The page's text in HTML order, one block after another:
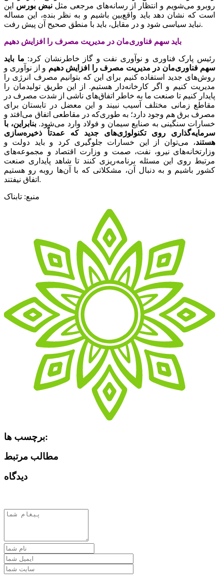
روبرو می‌شویم و انتظار از رسانه‌های مرجعی مثلنبض بورس این
است که نشان دهد باید واقع‌بین باشیم و به نظر بنده، این مساله
نباید سیاسی شود و در مقابل، باید با منطق صحیح آن پیش رفت.
باید سهم فناوری‌مان در مدیریت مصرف را افزایش دهیم
رئیس پارک فناوری و نوآوری نفت و گاز خاطرنشان کرد: ما باید
سهم فناوری‌مان در مدیریت مصرف را افزایش دهیم و از نوآوری و
روش‌های جدید استفاده کنیم برای این که بتوانیم مصرف انرژی را
مدیریت کنیم و اگر کارخانه‌دار هستیم. از این طریق تولیدمان را
پایدار کنیم تا صنعت ما به خاطر اتفاق‌های ناشی از شدت مصرف در
مقاطع زمانی مختلف آسیب نبیند و این معضل در تابستان برای
مصرف برق هم وجود دارد؛ به طوری‌که در مقاطعی اتفاق می‌افتد و
خسارات‌ سنگینی به صنایع سیمان و فولاد وارد می‌شود. بنابراین، با
سرمایه‌گذاری روی تکنولوژی‌های جدید که عمدتاً ذخیره‌سازی
هستند، می‌توان از این خسارات‌ جلوگیری کرد و باید دولت و
وزارتخانه‌های نیرو، نفت، صمت و وزارت اقتصاد و مجموعه‌های
مرتبط روی این مسئله برنامه‌ریزی کنند تا شاهد پایداری صنعت
کشور باشیم و به دنبال آن، مشکلاتی که با آن‌ها روبه رو هستیم
اتفاق نیفتند.
منبع: تابناک
برچسب ها:
مطالب مرتبط
دیدگاه